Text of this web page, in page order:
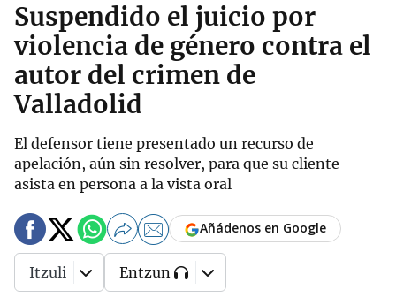
Suspendido el juicio por
violencia de género contra el
autor del crimen de
Valladolid
El defensor tiene presentado un recurso de
apelación, aún sin resolver, para que su cliente
asista en persona a la vista oral
Añádenos en Google
Itzuli Entzun